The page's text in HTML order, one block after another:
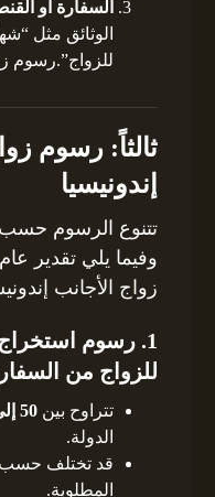
السفارة أو
الوثائق مثل
للزواج”.رسوم
ثالثاً: رسوم
إندونيسيا
تتنوع الرسوم حسب
وفيما يلي تقدير
زواج الأجانب
1. رسوم استخراج
للزواج من
تتراوح بين50 إلى 150 دولار أمريكي
الدولة.
قد تختلف حسب
المطلوبة.